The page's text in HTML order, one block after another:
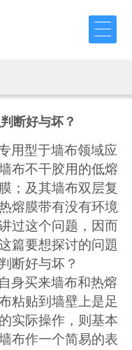
断好与坏？
用型于墙布领域应
布不干胶用的低熔
；及其墙布双层复
熔膜带有没有环境
过这个问题，因而
篇要想探讨的问題
断好与坏？
身买来墙布和热熔
粘贴到墙壁上是足
实际操作，则基本
布作一个简易的表